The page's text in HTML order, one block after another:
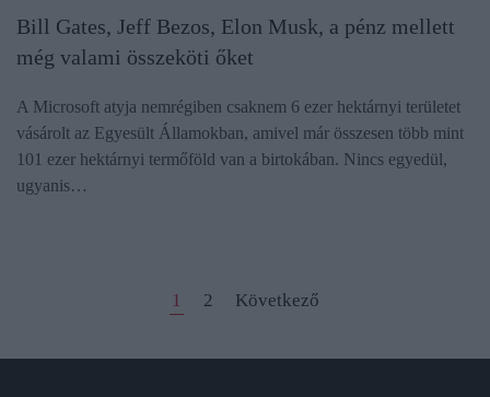
Bill Gates, Jeff Bezos, Elon Musk, a pénz mellett
még valami összeköti őket
A Microsoft atyja nemrégiben csaknem 6 ezer hektárnyi területet
vásárolt az Egyesült Államokban, amivel már összesen több mint
101 ezer hektárnyi termőföld van a birtokában. Nincs egyedül,
ugyanis…
1 2 Következő